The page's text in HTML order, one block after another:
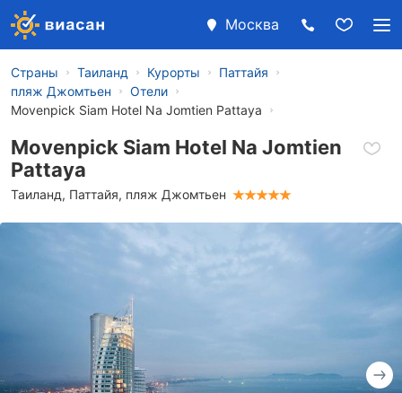
Москва
Страны Таиланд Курорты
Паттайя
пляж Джомтьен
Отели
Movenpick Siam Hotel Na Jomtien Pattaya
Movenpick Siam Hotel Na Jomtien
Pattaya
Таиланд, Паттайя, пляж Джомтьен